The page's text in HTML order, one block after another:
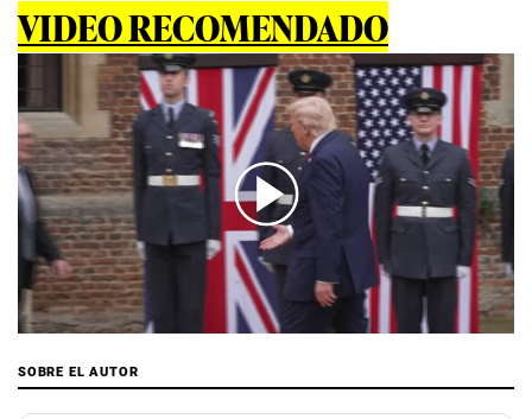
VIDEO RECOMENDADO
00:00
SOBRE EL AUTOR